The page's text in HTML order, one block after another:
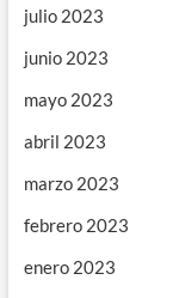
julio 2023
junio 2023
mayo 2023
abril 2023
marzo 2023
febrero 2023
enero 2023